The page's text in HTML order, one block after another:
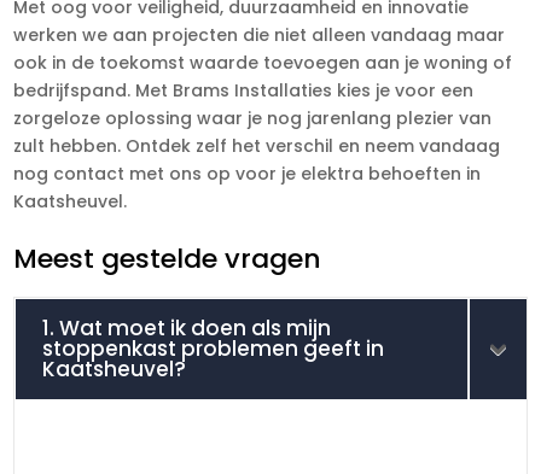
Met oog voor veiligheid, duurzaamheid en innovatie
werken we aan projecten die niet alleen vandaag maar
ook in de toekomst waarde toevoegen aan je woning of
bedrijfspand. Met Brams Installaties kies je voor een
zorgeloze oplossing waar je nog jarenlang plezier van
zult hebben. Ontdek zelf het verschil en neem vandaag
nog contact met ons op voor je elektra behoeften in
Kaatsheuvel.
Meest gestelde vragen
1. Wat moet ik doen als mijn
stoppenkast problemen geeft in
Kaatsheuvel?